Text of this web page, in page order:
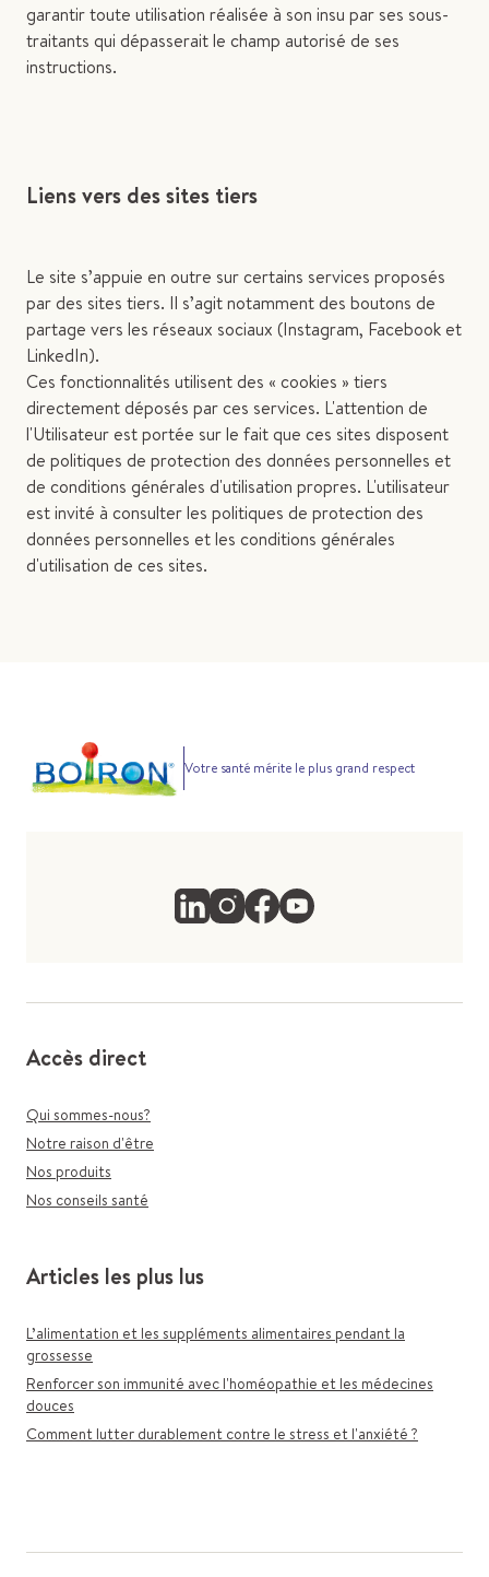
garantir toute utilisation réalisée à son insu par ses sous-
traitants qui dépasserait le champ autorisé de ses
instructions.
Liens vers des sites tiers
Le site s’appuie en outre sur certains services proposés
par des sites tiers. Il s’agit notamment des boutons de
partage vers les réseaux sociaux (Instagram, Facebook et
LinkedIn).
Ces fonctionnalités utilisent des « cookies » tiers
directement déposés par ces services. L'attention de
l'Utilisateur est portée sur le fait que ces sites disposent
de politiques de protection des données personnelles et
de conditions générales d'utilisation propres. L'utilisateur
est invité à consulter les politiques de protection des
données personnelles et les conditions générales
d'utilisation de ces sites.
Votre santé mérite le plus grand respect
Accès direct
Qui sommes-nous?
Notre raison d'être
Nos produits
Nos conseils santé
Articles les plus lus
L’alimentation et les suppléments alimentaires pendant la
grossesse
Renforcer son immunité avec l'homéopathie et les médecines
douces
Comment lutter durablement contre le stress et l'anxiété ?